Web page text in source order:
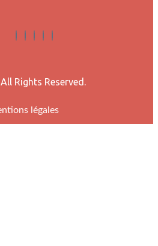
Rights Reserved.
légales